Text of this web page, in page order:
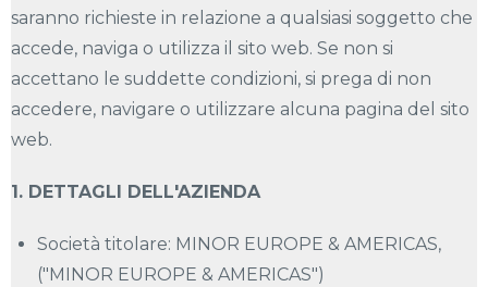
saranno richieste in relazione a qualsiasi soggetto che
accede, naviga o utilizza il sito web. Se non si
accettano le suddette condizioni, si prega di non
accedere, navigare o utilizzare alcuna pagina del sito
web.
1. DETTAGLI DELL'AZIENDA
Società titolare: MINOR EUROPE & AMERICAS,
("MINOR EUROPE & AMERICAS")